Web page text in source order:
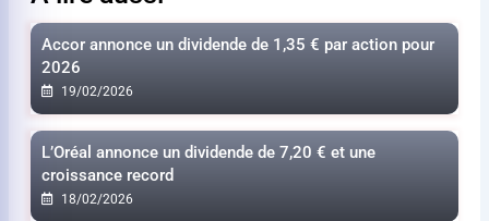
Accor annonce un dividende de 1,35 € par action pour
2026
19/02/2026
L’Oréal annonce un dividende de7,20 € et une
croissance record
18/02/2026